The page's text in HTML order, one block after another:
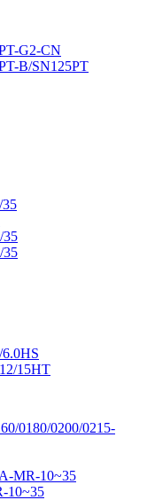
G2-CN
B/SN125PT
35
35
15HT
0180/0200/0215-
MR-10~35
10~35